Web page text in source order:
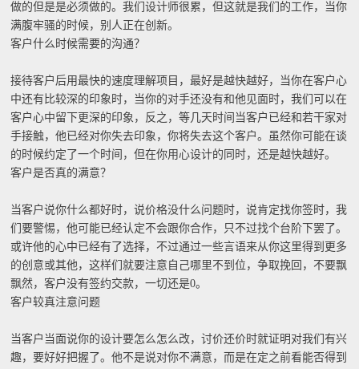
做的但是是必须做的。我们设计师很累，但这就是我们的工作，当你
满腹牢骚的时候，别人正在创新。
客户什么时候需要的沟通？
接待客户后用最快的速度理解项目，最好是越快越好，当你在客户心
中还有比较深的印象时，当你的对手还没有和他见面时，我们可以在
客户心中留下更深的印象，反之，等几天时间当客户已经和若干家对
手接触，他已经对你失去印象，你将失去这个客户。虽然你可能在谈
的时候约定了一个时间，但在你用心设计的同时，还是越快越好。
客户是否真的满意？
当客户说你什么都好时，说价格没什么问题时，说肯定找你签时，我
们要警惕，他可能已经认定不会跟你合作，只不过找个台阶下罢了。
或许他的心中已经有了选择，不过通过一些言语来从你这里得到更多
的创意或其他，这样们就要注意自己哪里不到位，争取挽回，不要飘
飘然，客户没有签约交款，一切还是0。
客户较真注意问题
当客户当面说你的设计要怎么怎么改，讨价还价时就证明对我们有兴
趣，要好好把握了。他不是说对你不满意，而是在定之前看能否得到